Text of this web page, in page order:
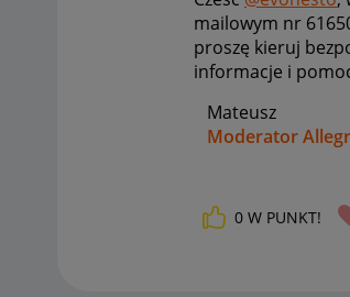
mailowym nr
proszę kieruj
informacje i
Mateusz
Moderator
0 W PUNKT!